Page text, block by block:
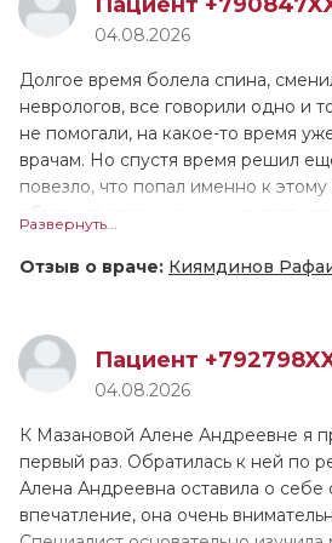
дополнительно сделала ЭКГ.
ещё ни 1 врач не принимал меня
Валентина Геннадьевна назначила
поддерживаем связь,
Причём она не только подробно
принимать препараты, но и устно
меня довольно сложный, не
ритм пока не восстановился, но мы
наладится. Если это лечение не
снова обращусь к В.Г. Тарасовой.
04.08.2026
Долгое время болела спина,
неврологов, все говорили одно и
не помогали, на какое-то время
врачам. Но спустя время решил
повезло, что попал именно к
объяснил свое мнение и сказал,
себя я выявил, что
Развернуть...
Отзыв о враче: Киямдинов
Пациент
04.08.2026
К Мазановой Алене Андреевне я
первый раз. Обратилась к ней по
Алена Андреевна оставила о себе
впечатление, она очень